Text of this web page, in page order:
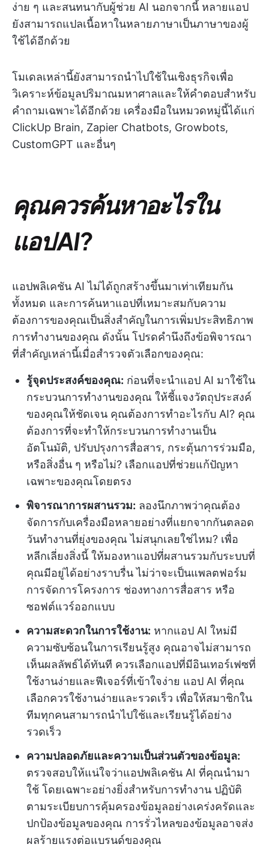
ง่าย ๆ และสนทนากับผู้ช่วย AI นอกจากนี้ หลายแอป
ยังสามารถแปลเนื้อหาในหลายภาษาเป็นภาษาของผู้
ใช้ได้อีกด้วย
โมเดลเหล่านี้ยังสามารถนำไปใช้ในเชิงธุรกิจเพื่อ
วิเคราะห์ข้อมูลปริมาณมหาศาลและให้คำตอบสำหรับ
คำถามเฉพาะได้อีกด้วย เครื่องมือในหมวดหมู่นี้ได้แก่
ClickUp Brain, Zapier Chatbots, Growbots,
CustomGPT และอื่นๆ
คุณควรค้นหาอะไรใน
แอป AI?
แอปพลิเคชัน AI ไม่ได้ถูกสร้างขึ้นมาเท่าเทียมกัน
ทั้งหมด และการค้นหาแอปที่เหมาะสมกับความ
ต้องการของคุณเป็นสิ่งสำคัญในการเพิ่มประสิทธิภาพ
การทำงานของคุณ ดังนั้น โปรดคำนึงถึงข้อพิจารณา
ที่สำคัญเหล่านี้เมื่อสำรวจตัวเลือกของคุณ:
รู้จุดประสงค์ของคุณ: ก่อนที่จะนำแอป AI มาใช้ใน
กระบวนการทำงานของคุณ ให้ชี้แจงวัตถุประสงค์
ของคุณให้ชัดเจน คุณต้องการทำอะไรกับ AI? คุณ
ต้องการที่จะทำให้กระบวนการทำงานเป็น
อัตโนมัติ, ปรับปรุงการสื่อสาร, กระตุ้นการร่วมมือ,
หรือสิ่งอื่น ๆ หรือไม่? เลือกแอปที่ช่วยแก้ปัญหา
เฉพาะของคุณโดยตรง
พิจารณาการผสานรวม: ลองนึกภาพว่าคุณต้อง
จัดการกับเครื่องมือหลายอย่างที่แยกจากกันตลอด
วันทำงานที่ยุ่งของคุณ ไม่สนุกเลยใช่ไหม? เพื่อ
หลีกเลี่ยงสิ่งนี้ ให้มองหาแอปที่ผสานรวมกับระบบที่
คุณมีอยู่ได้อย่างราบรื่น ไม่ว่าจะเป็นแพลตฟอร์ม
การจัดการโครงการ ช่องทางการสื่อสาร หรือ
ซอฟต์แวร์ออกแบบ
ความสะดวกในการใช้งาน: หากแอป AI ใหม่มี
ความซับซ้อนในการเรียนรู้สูง คุณอาจไม่สามารถ
เห็นผลลัพธ์ได้ทันที ควรเลือกแอปที่มีอินเทอร์เฟซที่
ใช้งานง่ายและฟีเจอร์ที่เข้าใจง่าย แอป AI ที่คุณ
เลือกควรใช้งานง่ายและรวดเร็ว เพื่อให้สมาชิกใน
ทีมทุกคนสามารถนำไปใช้และเรียนรู้ได้อย่าง
รวดเร็ว
ความปลอดภัยและความเป็นส่วนตัวของข้อมูล:
ตรวจสอบให้แน่ใจว่าแอปพลิเคชัน AI ที่คุณนำมา
ใช้ โดยเฉพาะอย่างยิ่งสำหรับการทำงาน ปฏิบัติ
ตามระเบียบการคุ้มครองข้อมูลอย่างเคร่งครัดและ
ปกป้องข้อมูลของคุณ การรั่วไหลของข้อมูลอาจส่ง
ผลร้ายแรงต่อแบรนด์ของคุณ